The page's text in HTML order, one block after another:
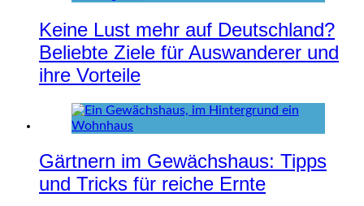
Keine Lust mehr auf Deutschland?
Beliebte Ziele für Auswanderer und
ihre Vorteile
Gärtnern im Gewächshaus: Tipps
und Tricks für reiche Ernte